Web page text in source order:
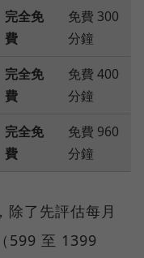
完全免
費
免費 300
分鐘
完全免
費
免費 400
分鐘
完全免
費
免費 960
分鐘
除了先評估每月
599 至 1399